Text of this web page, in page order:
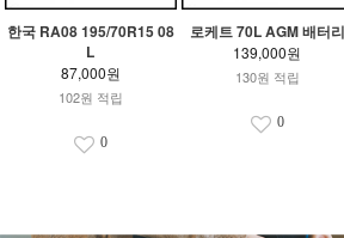
한국 RA08 195/70R15 08
L
87,000원
102원 적립
0
로케트 70L AGM 배터리
139,000원
130원 적립
0